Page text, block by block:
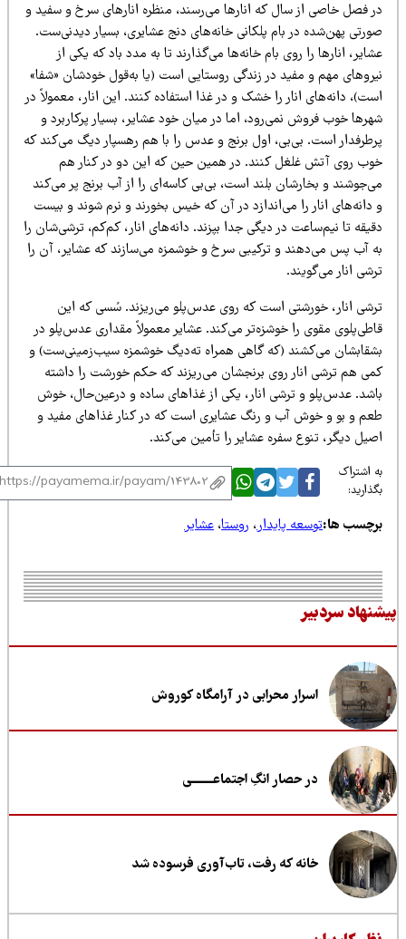
فصل خاصی از سال که انارها می‌رسند، منظره‌ انارهای سرخ و سفید و
پهن‌شده در بام پلکانی خانه‌های دنج عشایری، بسیار دیدنی‌ست.
انارها را روی بام خانه‌ها می‌گذارند تا به مدد باد که یکی از
مهم و مفید در زندگی روستایی‌ است (یا به‌قول خودشان «شفا»
دانه‌های انار را خشک و در غذا استفاده کنند. این انار، معمولاً در
خوب فروش نمی‌رود، اما در میان خود عشایر، بسیار پرکاربرد و
است. بی‌بی، اول برنج و عدس را با هم رهسپار دیگ می‌کند که
روی آتش غلغل کنند. در همین حین که این دو در کنار هم
و بخارشان بلند است، بی‌بی کاسه‌ای را از آب برنج پر می‌کند
دانه‌های انار را می‌اندازد در آن که خیس بخورند و نرم شوند و بیست
تا نیم‌ساعت در دیگی جدا بپزند. دانه‌های انار، کم‌کم، ترشی‌شان را
آب پس می‌دهند و ترکیبی سرخ و خوشمزه می‌سازند که عشایر، آن را
انار می‌گویند.
انار، خورشتی‌ است که روی عدس‌پلو می‌ریزند. سُسی که این
مقوی را خوشزه‌تر می‌کند. عشایر معمولاً مقداری عدس‌پلو در
می‌کشند (که‌ گاهی همراه ته‌دیگ خوشمزه‌ سیب‌زمینی‌ست) و
هم ترشی انار روی برنجشان می‌ریزند که حکم خورشت را داشته
عدس‌پلو و ترشی انار، یکی از غذاهای ساده و درعین‌حال، خوش‌
و بو و خوش‌ آب‌ و رنگ عشایری‌ است که در کنار غذاهای مفید و
دیگر، تنوع سفره‌ عشایر را تأمین می‌کند.
اشتراک
ها:توسعه پایدار،روستا ،عشایر
سردبیر
اسرار محرابی در آرامگاه کوروش
در حصار انگِ اجتماعــــــــی
خانه که رفت، تاب‌آوری فرسوده شد